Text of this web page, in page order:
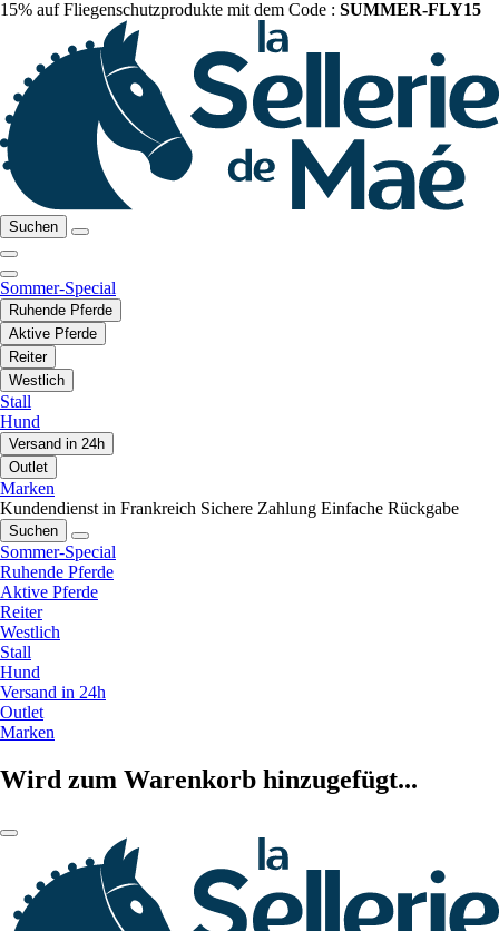
15% auf Fliegenschutzprodukte mit dem Code : SUMMER-FLY15
Suchen
Sommer-Special
Ruhende Pferde
Aktive Pferde
Reiter
Westlich
Stall
Hund
Versand in 24h
Outlet
Marken
Kundendienst in Frankreich Sichere Zahlung Einfache Rückgabe
Suchen
Sommer-Special
Ruhende Pferde
Aktive Pferde
Reiter
Westlich
Stall
Hund
Versand in 24h
Outlet
Marken
Wird zum Warenkorb hinzugefügt...